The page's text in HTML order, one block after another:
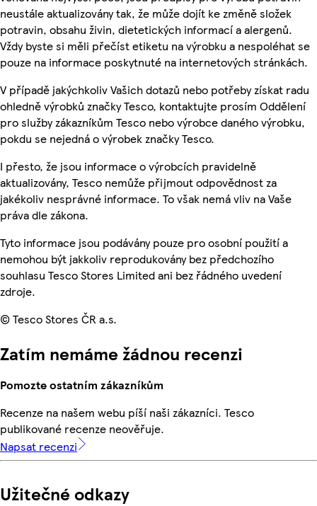
neustále aktualizovány tak, že může dojít ke změně složek
potravin, obsahu živin, dietetických informací a alergenů.
Vždy byste si měli přečíst etiketu na výrobku a nespoléhat se
pouze na informace poskytnuté na internetových stránkách.
V případě jakýchkoliv Vašich dotazů nebo potřeby získat radu
ohledně výrobků značky Tesco, kontaktujte prosím Oddělení
pro služby zákazníkům Tesco nebo výrobce daného výrobku,
pokdu se nejedná o výrobek značky Tesco.
I přesto, že jsou informace o výrobcích pravidelně
aktualizovány, Tesco nemůže přijmout odpovědnost za
jakékoliv nesprávné informace. To však nemá vliv na Vaše
práva dle zákona.
Tyto informace jsou podávány pouze pro osobní použití a
nemohou být jakkoliv reprodukovány bez předchozího
souhlasu Tesco Stores Limited ani bez řádného uvedení
zdroje.
© Tesco Stores ČR a.s.
Zatím nemáme žádnou recenzi
Pomozte ostatním zákazníkům
Recenze na našem webu píší naši zákazníci. Tesco
publikované recenze neověřuje.
Napsat recenzi
Užitečné odkazy